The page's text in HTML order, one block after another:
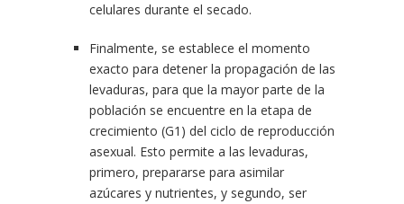
celulares durante el secado.
Finalmente, se establece el momento
exacto para detener la propagación de las
levaduras, para que la mayor parte de la
población se encuentre en la etapa de
crecimiento (G1) del ciclo de reproducción
asexual. Esto permite a las levaduras,
primero, prepararse para asimilar
azúcares y nutrientes, y segundo, ser